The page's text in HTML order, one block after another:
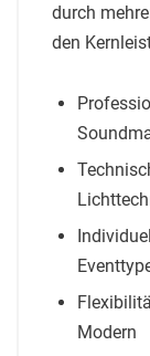
durch
den
Modern